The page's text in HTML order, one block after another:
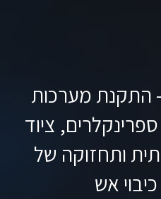
התקנת מערכות
ספרינקלרים, ציוד
ותחזוקה של
אש